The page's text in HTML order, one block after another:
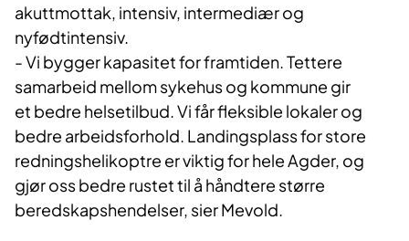
akuttmottak, intensiv, intermediær og
nyfødtintensiv.
- Vi bygger kapasitet for framtiden. Tettere
samarbeid mellom sykehus og kommune gir
et bedre helsetilbud. Vi får fleksible lokaler og
bedre arbeidsforhold. Landingsplass for store
redningshelikoptre er viktig for hele Agder, og
gjør oss bedre rustet til å håndtere større
beredskapshendelser, sier Mevold.